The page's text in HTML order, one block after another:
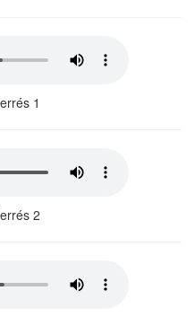
1
2